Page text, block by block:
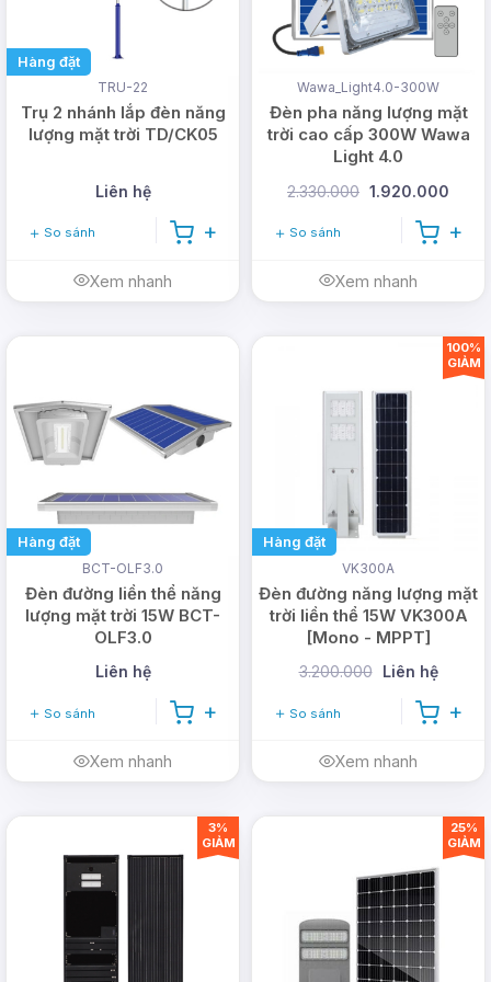
1 đổi 1
trong 30 ngày đầu tiên nếu lỗi nhà sản
xuất hoặc đèn không đúng như cam kết. Chế
độ bảo hành uy tín theo từng sản phẩm, yên
tâm tuyệt đối khi mua hàng.
36 tháng (tuỳ sản
phẩm, tham khảo chi tiết tại mục thông số của
đèn)
thức COD thông qua các đơn vị vận chuyển
quyền kiểm tra, thử đèn trước khi thanh toán.
cho đơn hàng từ một
triệu (1.000.000vnđ)
Giảm giá 5 - 10%
cho đơn hàng tiếp theo tại
DMT Solar.
Sản phẩm cung cấp luôn đúng thông số, đúng
chất lượng và đúng giá.
Giảm ngay
khi mua hàng trực tiếp tại
DMT solar.
>>>Xem thêm:
mẫu đèn trụ cổng năng
lượng mặt trờihot nhất hiện nay.
Hãy liên hệ ngay DMT
Solar để được hỗ trợ tốt
nhất. Hotline:
0978.126.123
Vì sao chọn DMT Solar?
Hàng đặt
TRU-22
Trụ 2 nhánh lắp đèn năng
lượng mặt trời TD/CK05
Liên hệ
So sánh
Xem nhanh
Wawa_Light4.0-300W
Đèn pha năng lượng mặt
trời cao cấp 300W Wawa
Light 4.0
2.330.000 1.920.000
So sánh
Xem nhanh
Hàng đặt
BCT-OLF3.0
Đèn đường liền thể năng
lượng mặt trời 15W BCT-
OLF3.0
Liên hệ
So sánh
Xem nhanh
Hàng đặt
VK300A
Đèn đường năng lượng mặt
trời liền thể 15W VK300A
[Mono - MPPT]
3.200.000 Liên hệ
So sánh
Xem nhanh
100%
GIẢM
3%
GIẢM
25%
GIẢM